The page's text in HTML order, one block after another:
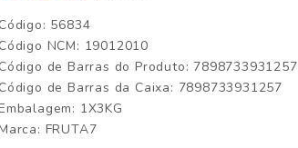
Código: 56834
Código NCM: 19012010
Código de Barras do Produto: 7898733931257
Código de Barras da Caixa: 7898733931257
1X3KG
FRUTA7